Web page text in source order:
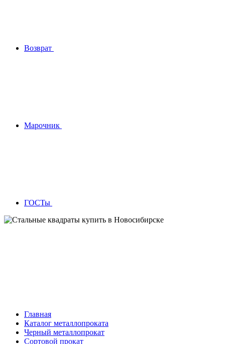
Возврат
Марочник
ГОСТы
Главная
Каталог металлопроката
Черный металлопрокат
Сортовой прокат